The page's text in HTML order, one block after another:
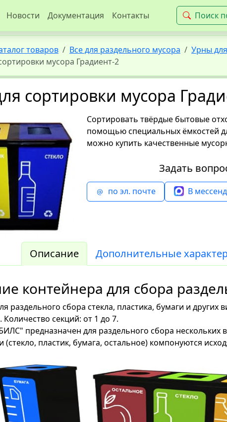
Новости Документация Контакты Поиск
товаров Все для раздельного мусора
Урны
мусора Градиент-2
сортировки мусора
Сортировать твёрдые бытовые
помощью специальных ёмкостей
можно купить качественные
Задать
по эл. почте В
Описание Дополнительные
контейнера для сбора
раздельного сбора стекла, пластика, бумаги и других
Количество секций: от 1 до 7.
предназначен для раздельного сбора нескольких
(стекло, пластик, бумага, остальное) компонуются